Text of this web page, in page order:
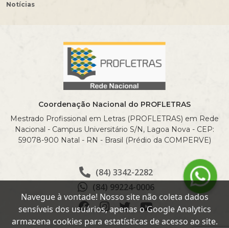
Notícias
Coordenação Nacional do PROFLETRAS
Mestrado Profissional em Letras (PROFLETRAS) em Rede
Nacional - Campus Universitário S/N, Lagoa Nova - CEP:
59078-900 Natal - RN - Brasil (Prédio da COMPERVE)
(84) 3342-2282
(84) 99224-0006
Navegue à vontade! Nosso site não coleta dados
sensíveis dos usuários, apenas o Google Analytics
armazena cookies para estatísticas de acesso ao site.